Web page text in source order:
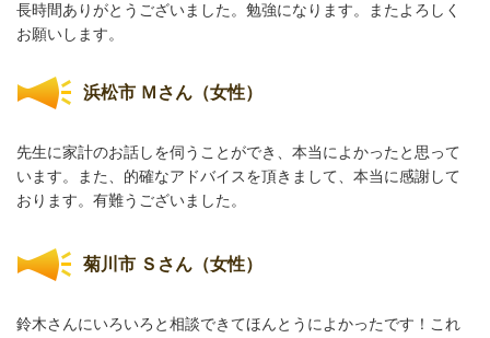
長時間ありがとうございました。勉強になります。またよろしく
お願いします。
浜松市 Ｍさん（女性）
先生に家計のお話しを伺うことができ、本当によかったと思って
います。また、的確なアドバイスを頂きまして、本当に感謝して
おります。有難うございました。
菊川市 Ｓさん（女性）
鈴木さんにいろいろと相談できてほんとうによかったです！これ